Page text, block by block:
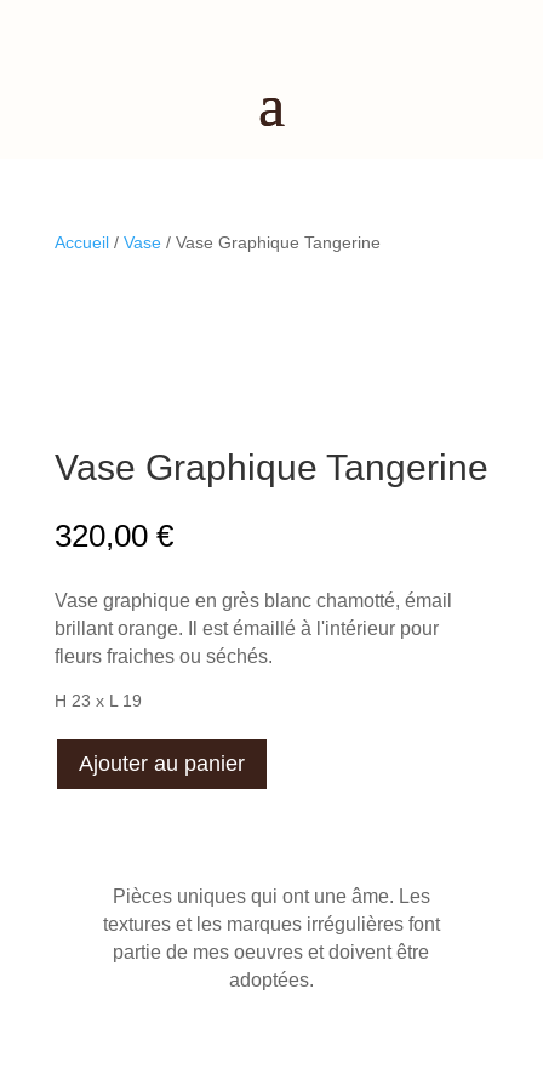
Accueil/ Vase/ Vase Graphique Tangerine
Vase Graphique Tangerine
320,00 €
Vase graphique en grès blanc chamotté, émail
brillant orange. Il est émaillé à l'intérieur pour
fleurs fraiches ou séchés.
H 23 x L 19
Ajouter au panier
Pièces uniques qui ont une âme. Les
textures et les marques irrégulières font
partie de mes oeuvres et doivent être
adoptées.